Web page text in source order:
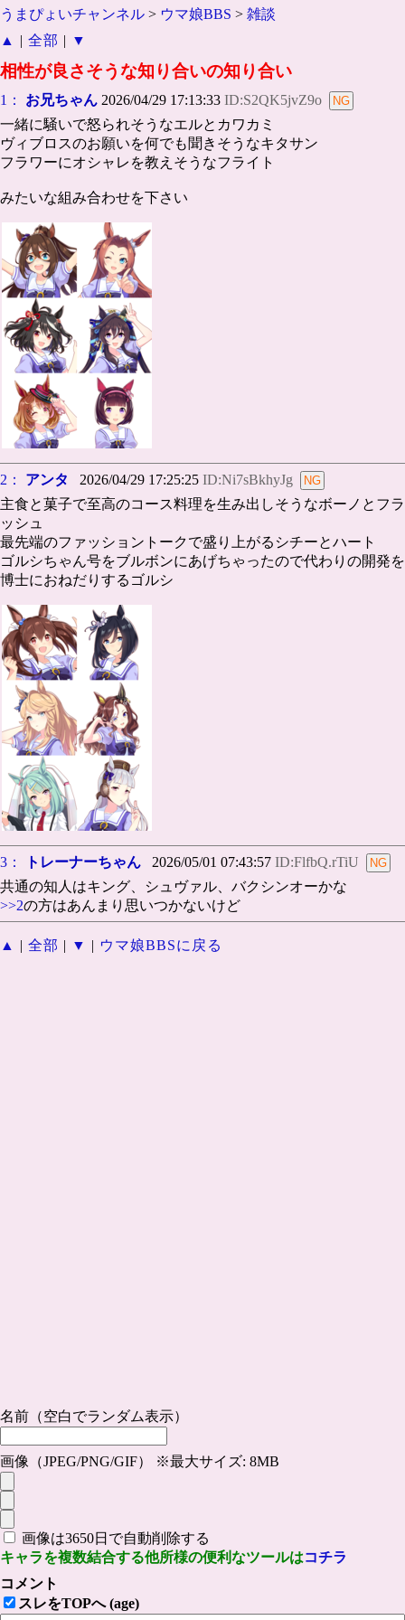
うまぴょいチャンネル > ウマ娘BBS > 雑談
▲
| 全部 | ▼
相性が良さそうな知り合いの知り合い
1： お兄ちゃん 2026/04/29 17:13:33 ID:S2QK5jvZ9o
一緒に騒いで怒られそうなエルとカワカミ
ヴィブロスのお願いを何でも聞きそうなキタサン
フラワーにオシャレを教えそうなフライト
みたいな組み合わせを下さい
2： アンタ 2026/04/29 17:25:25 ID:Ni7sBkhyJg
主食と菓子で至高のコース料理を生み出しそうなボーノとフラ
ッシュ
最先端のファッショントークで盛り上がるシチーとハート
ゴルシちゃん号をブルボンにあげちゃったので代わりの開発を
博士におねだりするゴルシ
3： トレーナーちゃん 2026/05/01 07:43:57 ID:FlfbQ.rTiU
共通の知人はキング、シュヴァル、バクシンオーかな
>>2の方はあんまり思いつかないけど
▲ | 全部 | ▼ | ウマ娘BBSに戻る
名前（空白でランダム表示）
画像（JPEG/PNG/GIF） ※最大サイズ: 8MB
画像は3650日で自動削除する
キャラを複数結合する他所様の便利なツールはコチラ
コメント
スレをTOPへ (age)